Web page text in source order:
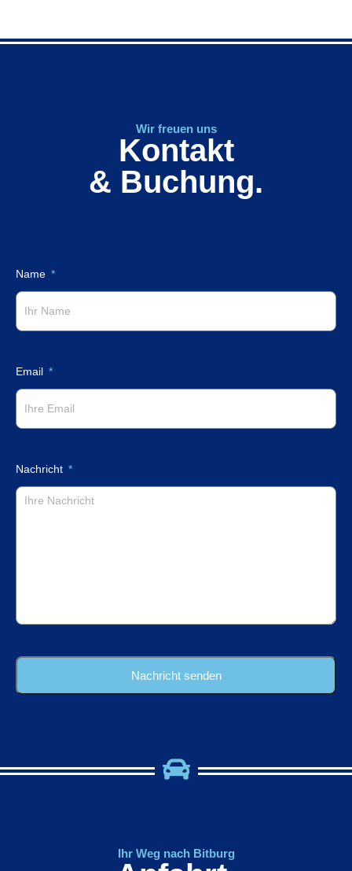
Wir freuen uns
Kontakt
& Buchung.
Name
Email
Nachricht
Nachricht senden
Ihr Weg nach Bitburg